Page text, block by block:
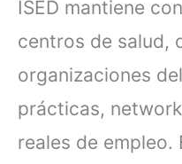
ISED mantiene
centros de salud,
organizaciones
prácticas,
reales de empleo.